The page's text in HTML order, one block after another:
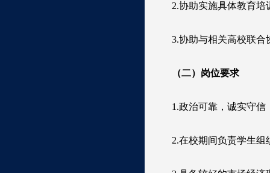
2.协助实施具体教育培
3.协助与相关高校联
（二）岗位要求
1.政治可靠，诚实守信
2.在校期间负责学生